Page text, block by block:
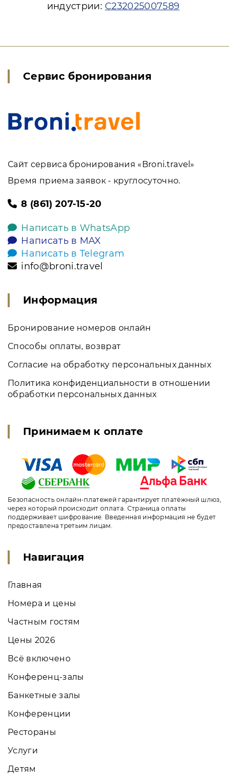
индустрии: С232025007589
Сервис бронирования
Сайт сервиса бронирования «Broni.travel»
Время приема заявок - круглосуточно.
8 (861) 207-15-20
Написать в WhatsApp
Написать в MAX
Написать в Telegram
info@broni.travel
Информация
Бронирование номеров онлайн
Способы оплаты, возврат
Согласие на обработку персональных данных
Политика конфиденциальности в отношении
обработки персональных данных
Принимаем к оплате
Безопасность онлайн-платежей гарантирует платёжный шлюз,
через который происходит оплата. Страница оплаты
поддерживает шифрование. Введенная информация не будет
предоставлена третьим лицам.
Навигация
Главная
Номера и цены
Частным гостям
Цены 2026
Всё включено
Конференц-залы
Банкетные залы
Конференции
Рестораны
Услуги
Детям